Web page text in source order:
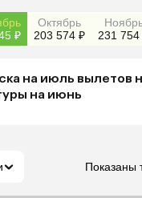
₽
Октябрь
203 574 ₽
231 754
на июль вылетов
на июнь
Показаны